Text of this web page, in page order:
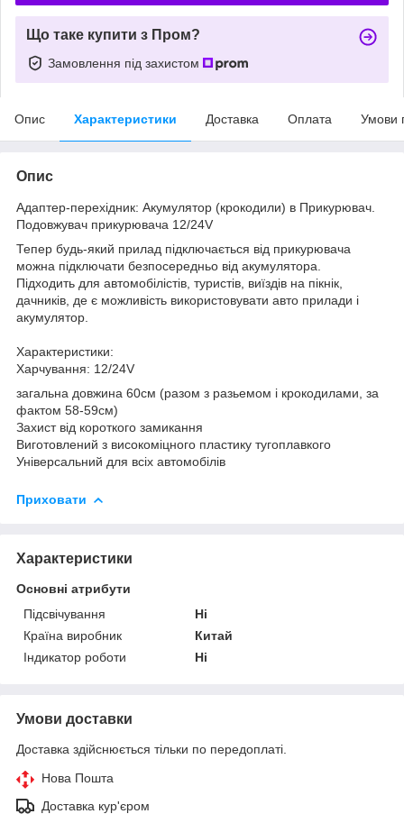
Що таке купити з Пром?
Замовлення під захистом
Опис Характеристики Доставка Оплата Умови
Опис
Адаптер-перехідник: Акумулятор (крокодили) в Прикурювач.
Подовжувач прикурювача 12/24V
Тепер будь-який прилад підключається від прикурювача
можна підключати безпосередньо від акумулятора.
Підходить для автомобілістів, туристів, виїздів на пікнік,
дачників, де є можливість використовувати авто прилади і
акумулятор.
Характеристики:
Харчування: 12/24V
загальна довжина 60см (разом з разьемом і крокодилами, за
фактом 58-59см)
Захист від короткого замикання
Виготовлений з високоміцного пластику тугоплавкого
Універсальний для всіх автомобілів
Приховати
Характеристики
Основні атрибути
Підсвічування
Ні
Країна виробник
Китай
Індикатор роботи
Ні
Умови доставки
Доставка здійснюється тільки по передоплаті.
Нова Пошта
Доставка кур'єром